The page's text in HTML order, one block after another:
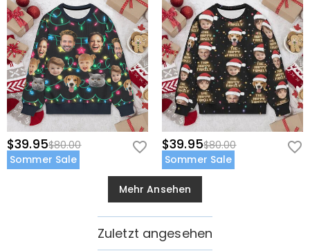
$39.95$80.00
Sommer Sale
$39.95$80.00
Sommer Sale
Mehr Ansehen
Zuletzt angesehen